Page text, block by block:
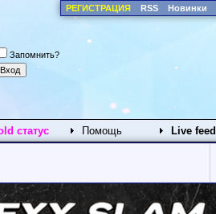
РЕГИСТРАЦИЯ RSS Новинки
Запомнить?
статус Помощь Live feed